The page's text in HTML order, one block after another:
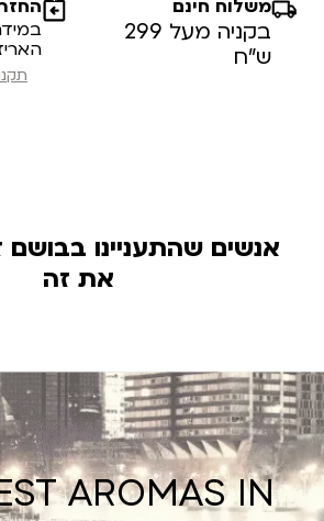
משלוח חינם
בקניה מעל 299
ש”ח
אנשים שהתעניינו
את זה
AROMAS IN